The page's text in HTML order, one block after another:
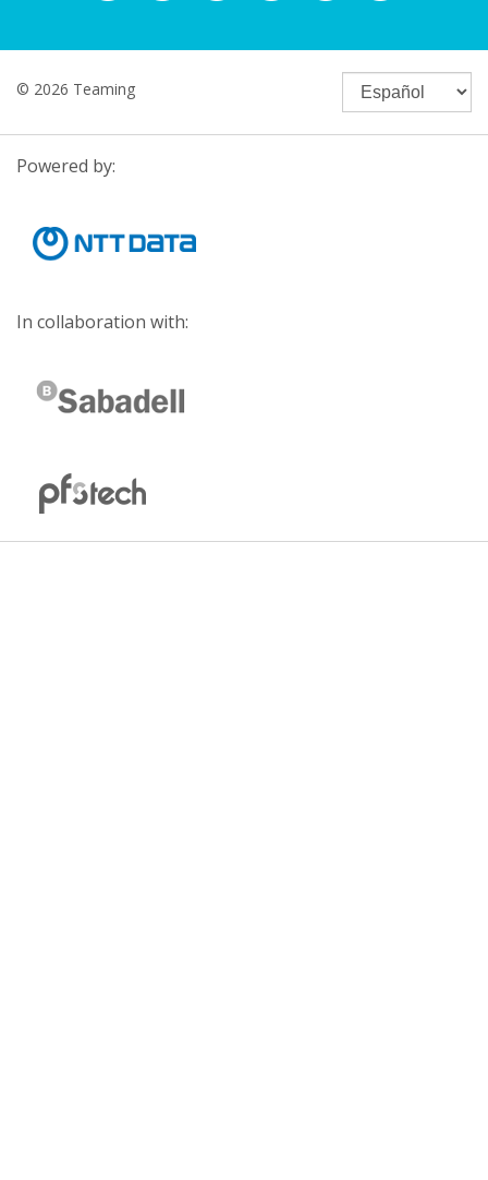
© 2026 Teaming
Powered by:
In collaboration with: